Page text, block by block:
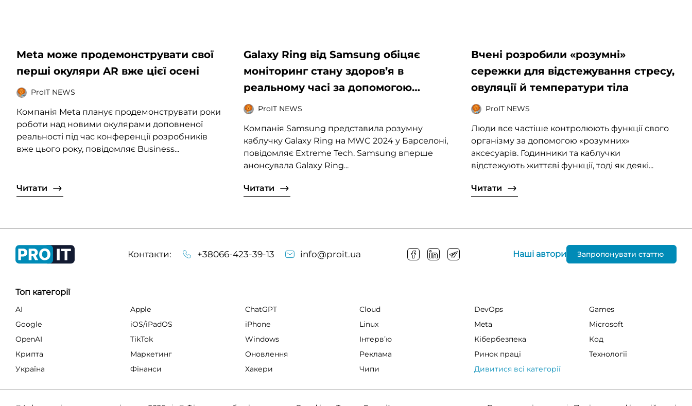
Meta може продемонструвати свої
перші окуляри AR вже цієї осені
ProIT NEWS
Компанія Meta планує продемонструвати роки
роботи над новими окулярами доповненої
реальності під час конференції розробників
вже цього року, повідомляє Business...
Читати
Galaxy Ring від Samsung обіцяє
моніторинг стану здоров’я в
реальному часі за допомогою
біометричних датчиків
ProIT NEWS
Компанія Samsung представила розумну
каблучку Galaxy Ring на MWC 2024 у Барселоні,
повідомляє Extreme Tech. Samsung вперше
анонсувала Galaxy Ring...
Читати
Вчені розробили «розумні»
сережки для відстежування стресу,
овуляції й температури тіла
ProIT NEWS
Люди все частіше контролюють функції свого
організму за допомогою «розумних»
аксесуарів. Годинники та каблучки
відстежують життєві функції, тоді як деякі...
Читати
Контакти: +38066-423-39-13 info@proit.ua Наші автори Запропонувати статтю
Топ категорії
AI Apple ChatGPT Cloud DevOps
Games
Google
iOS/iPadOS iPhone Linux Meta
Microsoft
OpenAI
TikTok Windows Інтервʼю Кібербезпека
Код
Крипта
Маркетинг Оновлення Реклама Ринок праці
Технології
Україна
Фінанси Хакери Чипи Дивитися всі категорії